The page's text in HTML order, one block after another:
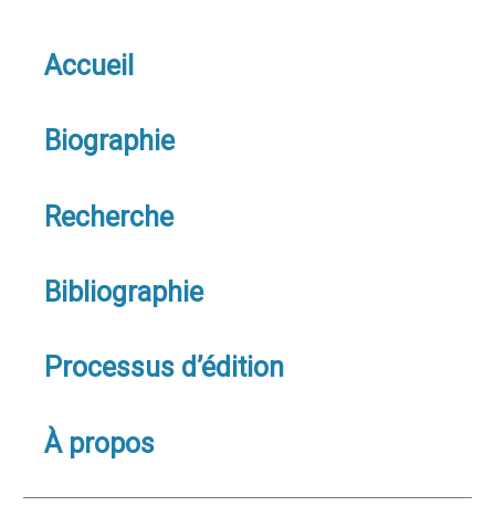
Accueil
Biographie
Recherche
Bibliographie
Processus d’édition
À propos